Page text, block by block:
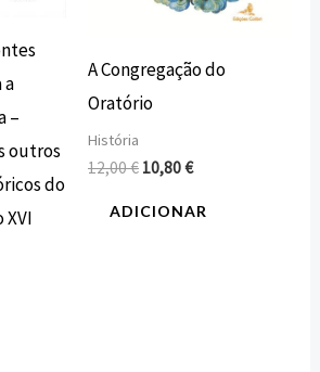
a
–
outros
do
XVI
A Congregação do
Oratório
História
12,00€ 10,80€
ADICIONAR